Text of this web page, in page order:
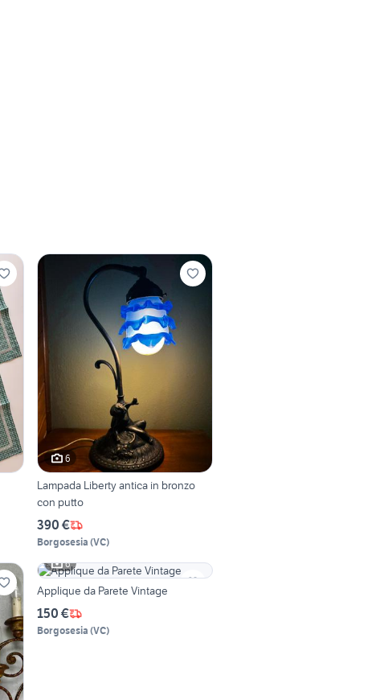
6
Lampada Liberty antica in bronzo
con putto
390 €
Borgosesia (VC)
6
Applique da Parete Vintage
150 €
Borgosesia (VC)